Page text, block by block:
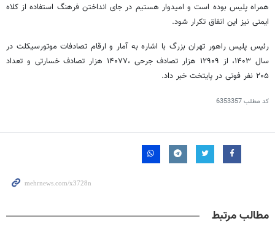
همراه پلیس بوده است و امیدوار هستیم در جای انداختن فرهنگ استفاده از کلاه
ایمنی نیز این اتفاق تکرار شود.
رئیس پلیس راهور تهران بزرگ با اشاره به آمار و ارقام تصادفات موتورسیکلت در
سال ۱۴۰۳، از ۱۲۹۰۹ هزار تصادف
جرحی
،۱۴۰۷۷ هزار تصادف خسارتی و تعداد
۲۰۵ نفر فوتی در پایتخت خبر داد.
کد مطلب6353357
مطالب مرتبط